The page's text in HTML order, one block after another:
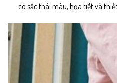
có sắc thái màu, họa tiết và